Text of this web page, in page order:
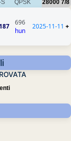
S QPSK 28000 7/8
696
hun
2025-11-11 +